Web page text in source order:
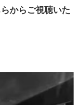
からご視聴いた